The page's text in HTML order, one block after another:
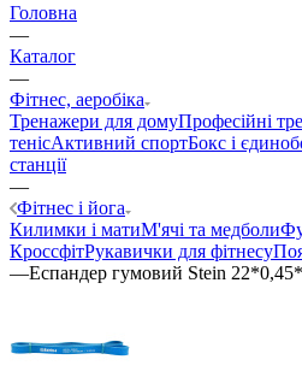
Головна
—
Каталог
—
Фітнес, аеробіка
Тренажери для домуПрофесійні
тенісАктивний спортБокс і
станції
—
Фітнес і йога
Килимки і матиМ'ячі та медболи
КроссфітРукавички для фітнесу
—Еспандер гумовий Stein